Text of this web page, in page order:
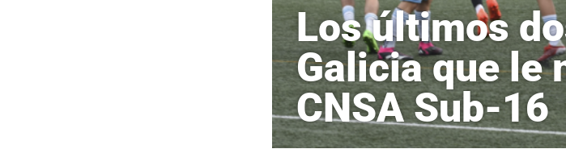
Los últimos
Galicia que le
CNSA Sub-16